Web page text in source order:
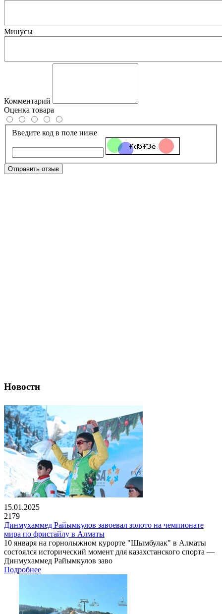
Минусы
Комментарий
Оценка товара
Введите код в поле ниже
Отправить отзыв
Новости
15.01.2025
2179
Динмухаммед Райымкулов завоевал золото на чемпионате
мира по фристайлу в Алматы
10 января на горнолыжном курорте "Шымбулак" в Алматы
состоялся исторический момент для казахстанского спорта —
Динмухаммед Райымкулов заво
Подробнее